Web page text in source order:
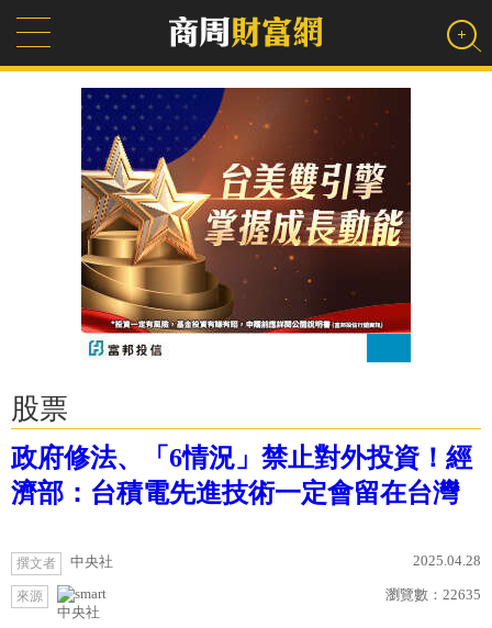
股票
政府修法、「6情況」禁止對外投資！經
濟部：台積電先進技術一定會留在台灣
撰文者 中央社 2025.04.28
來源
中央社
瀏覽數： 22635